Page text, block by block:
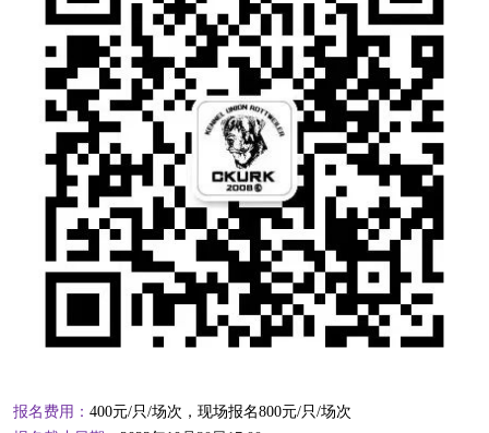
报名费用： 400元/只/场次，现场报名800元/只/场次